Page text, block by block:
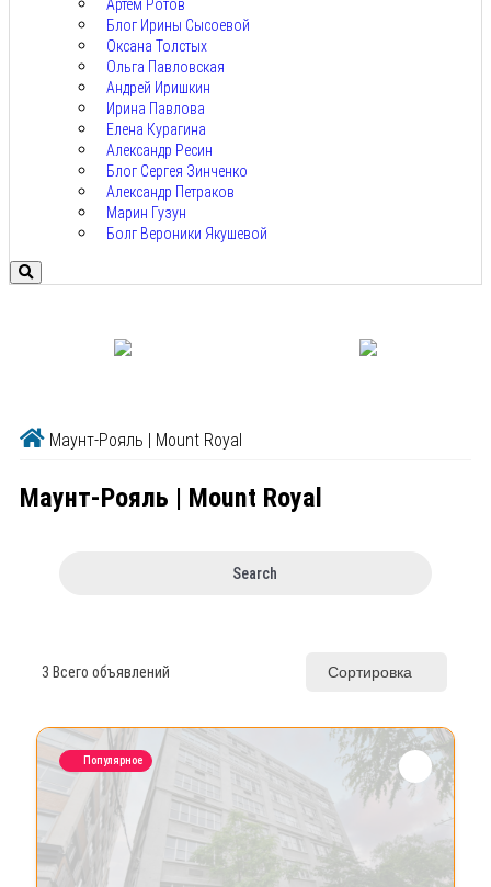
Артем Ротов
Блог Ирины Сысоевой
Оксана Толстых
Ольга Павловская
Андрей Иришкин
Ирина Павлова
Елена Курагина
Александр Ресин
Блог Сергея Зинченко
Александр Петраков
Марин Гузун
Болг Вероники Якушевой
Маунт-Рояль | Mount Royal
Маунт-Рояль | Mount Royal
Search
3 Всего объявлений Сортировка
Популярное